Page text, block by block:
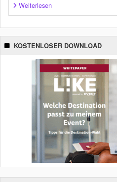
Weiterlesen
KOSTENLOSER DOWNLOAD